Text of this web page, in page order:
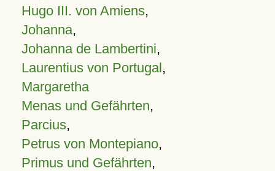
Hugo III. von Amiens,
Johanna,
Johanna de Lambertini,
Laurentius von Portugal,
Margaretha
Menas und Gefährten,
Parcius,
Petrus von Montepiano,
Primus und Gefährten,